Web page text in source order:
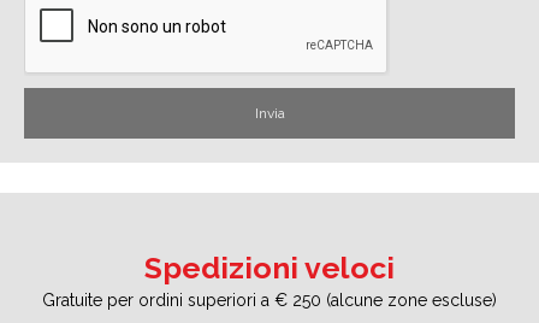
Spedizioni veloci
Gratuite per ordini superiori a € 250 (alcune zone escluse)